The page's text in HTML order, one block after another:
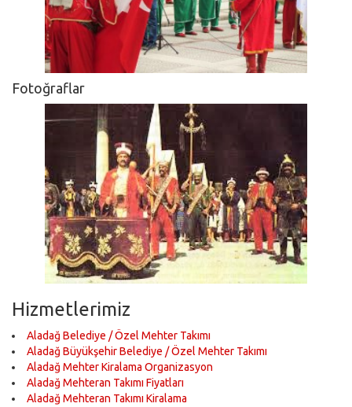
Fotoğraflar
Hizmetlerimiz
Aladağ Belediye / Özel Mehter Takımı
Aladağ Büyükşehir Belediye / Özel Mehter Takımı
Aladağ Mehter Kiralama Organizasyon
Aladağ Mehteran Takımı Fiyatları
Aladağ Mehteran Takımı Kiralama